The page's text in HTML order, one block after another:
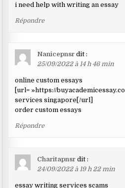
i need help with writing an essay
Répondre
Nanicepnsr dit :
25/09/2022 à 14 h 46 min
online custom essays
[url= »https://
services singapore[/url]
order custom essays
Répondre
Charitapnsr dit :
24/09/2022 à 19 h 22 min
essay writing services scams